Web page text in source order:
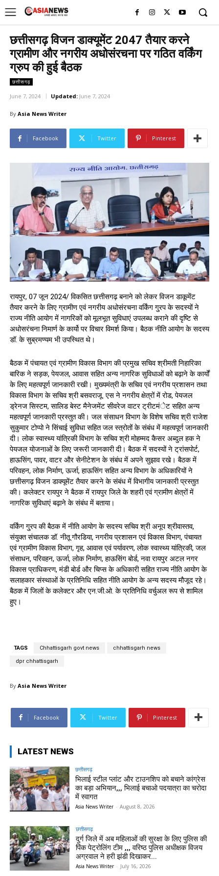
छत्तीसगढ़ विजन डाक्यूमेंट 2047 तैयार करने
ग्रामीण और नगरीय अधोसंरचना पर गठित वर्किंग
ग्रुप की हुई बैठक
छत्तीसगढ़
June 7, 2024 Updated: June 7, 2024
By Asia News Writer
Facebook Twitter Pinterest
रायपुर, 07 जून 2024/ विकसित छत्तीसगढ़ बनाने को लेकर विजन डाकूमेंट
तैयार करने के लिए ग्रामीण एवं नगरीय अधोसंरचना वर्किंग गु्रप के सदस्यों ने
राज्य नीति आयोग में नागरिकों को मूलभूत सुविधाएं उपलब्ध कराने की दृष्टि से
अधोसरंचना निमार्ण के कार्यो पर विचार विमर्श किया। बैठक नीति आयोग के सदस्य
डॉ. के सुब्रमण्यम भी उपस्थित थे।
बैठक में पंचायत एवं ग्रामीण विकास विभाग की प्रमुख सचिव श्रीमती निहारिका
बारिक ने सड़क, पेयजल, आवास सहित अन्य नागरिक सुविधाओं को बढ़ाने के कार्यों
के लिए महत्वपूर्ण जानकारी रखी। मुख्यमंत्री के सचिव एवं नगरीय प्रशासन तथा
विकास विभाग के सचिव श्री बसवराजू. एस ने नगरीय क्षेत्रों में रोड, पेयजल
ड्रेनज सिस्टम, सालिड बेस्ट मैनेजमेंट सीवरेज वाटर ट्रीटमंेट सहित अन्य
महत्वपूर्ण जानकारी प्रस्तुत की। जल संसाधन विभाग के विशेष सचिव श्री राजेश
सुकुमार टोप्पो ने सिंचाई सुविधा सहित जल स्त्रोतों के संबंध में महत्वपूर्ण जानकारी
दी। लोक स्वास्थ्य यांत्रिकी विभाग के सचिव श्री मोहम्मद कैसर अब्दुल हक ने
पेयजल योजनाओं के लिए जरूरी जानकारी दी। बैठक में सदस्यों ने ट्रांसपोर्ट,
हाऊसिंग, पावर, वाटर और सेनीटेशन के संबंध में अपने सुझाव रखे। बैठक में
परिवहन, लोक निर्माण, ऊर्जा, हाऊसिंग सहित अन्य विभाग के अधिकारियों ने
छत्तीसगढ़ विजन डाक्यूमेंट तैयार करने के संबंध में विभागीय जानकारी प्रस्तुत
की। कलेक्टर रायपुर ने बैठक में रायपुर जिले के शहरी एवं ग्रामीण क्षेत्रों में
नागरिक सुविधाएं बढ़ाने के संबंध में बताया।
वर्किंग गु्रप की बैठक में नीति आयोग के सदस्य सचिव श्री अनूप श्रीवास्तव,
संयुक्त संचालक डॉ. नीतू गौरडिया, नगरीय प्रशासन एवं विकास विभाग, पंचायत
एवं ग्रामीण विकास विभाग, गृह, आवास एवं पर्यावरण, लोक स्वास्थ्य यांत्रिकी, जल
संसाधन, परिवहन, ऊर्जा, लोक निर्माण, हाऊसिंग बोर्ड, नवा रायपुर अटल नगर
विकास प्राधिकरण, मंडी बोर्ड और चिप्स के अधिकारी सहित राज्य नीति आयोग के
सलाहकार संस्थाओं के प्रतिनिधि सहित नीति आयोग के अन्य सदस्य मौजूद रहे।
बैठक में जिलों के कलेक्टर और एन.जी.ओ. के प्रतिनिधि वर्चुअल रूप से शामिल
हुए।
TAGS Chhattisgarh govt news chhattisgarh news
dpr chhattisgarh
By Asia News Writer
Facebook Twitter Pinterest
LATEST NEWS
छत्तीसगढ़
भिलाई स्टील प्लांट और टाउनशिप को बचाने कांग्रेस
का बड़ा अभियान,,, भिलाई बचाओ पदयात्रा का चरोदा
में स्वागत
Asia News Writer - August 8, 2026
छत्तीसगढ़
दुर्ग जिले में अब महिलाओं की सुरक्षा के लिए पुलिस की
पिंक पेट्रोलिंग टीम ,,, वरिष्ठ पुलिस अधीक्षक विजय
अग्रवाल ने हरी झंडी दिखाकर...
Asia News Writer - July 16, 2026